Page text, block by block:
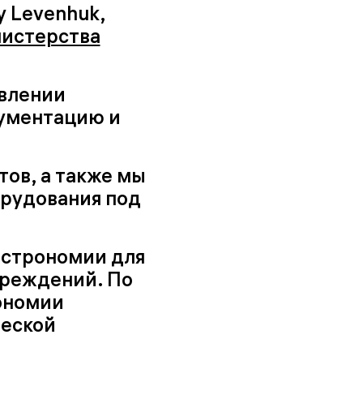
Levenhuk,
и
а также мы
под
для
По